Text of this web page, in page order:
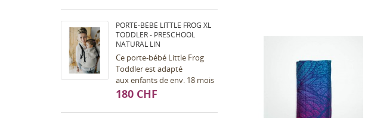
et dorsal...
PORTE-BÉBÉ LITTLE FROG XL
TODDLER - PRESCHOOL
NATURAL LIN
Ce porte-bébé Little Frog
Toddler est adapté
aux enfants de env. 18 mois
à env. 7 ans (dès taille 98,
et dorsal...
180 CHF